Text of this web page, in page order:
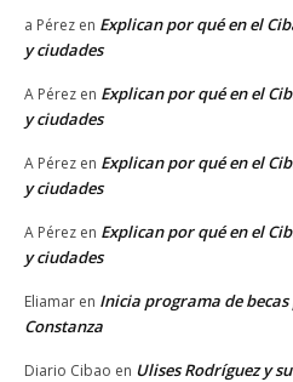
a Pérez en Explican por qué en el
y ciudades
A Pérez en Explican por qué en el
y ciudades
A Pérez en Explican por qué en el
y ciudades
A Pérez en Explican por qué en el
y ciudades
Eliamar en Inicia programa de
Constanza
Diario Cibao en Ulises Rodríguez y